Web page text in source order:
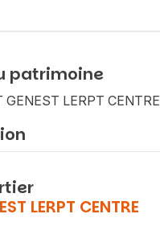
patrimoine
GENEST LERPT CENTRE
LERPT CENTRE